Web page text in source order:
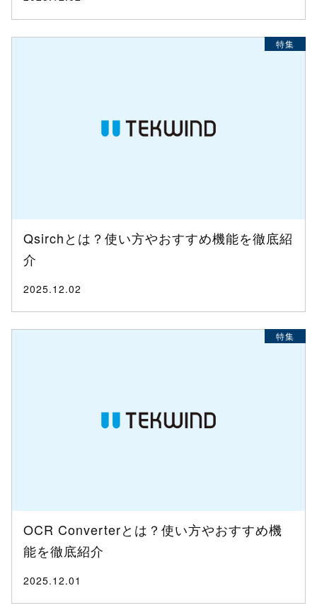
特集
Qsirchとは？使い方やおすすめ機能を徹底紹
介
2025.12.02
特集
OCR Converterとは？使い方やおすすめ機
能を徹底紹介
2025.12.01